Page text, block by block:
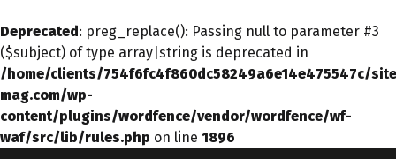
Deprecated: preg_replace(): Passing null to parameter #3
($subject) of type array|string is deprecated in
/home/clients/754f6fc4f860dc58249a6e14e475547c/
mag.com/wp-
content/plugins/wordfence/vendor/wordfence/wf-
waf/src/lib/rules.php on line 1896